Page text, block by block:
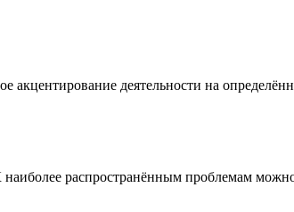
деятельности на
распространённым проблемам